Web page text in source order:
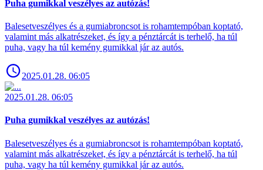
Puha gumikkal veszélyes az autózás!
Balesetveszélyes és a gumiabroncsot is rohamtempóban koptató,
valamint más alkatrészeket, és így a pénztárcát is terhelő, ha túl
puha, vagy ha túl kemény gumikkal jár az autós.
2025.01.28. 06:05
2025.01.28. 06:05
Puha gumikkal veszélyes az autózás!
Balesetveszélyes és a gumiabroncsot is rohamtempóban koptató,
valamint más alkatrészeket, és így a pénztárcát is terhelő, ha túl
puha, vagy ha túl kemény gumikkal jár az autós.